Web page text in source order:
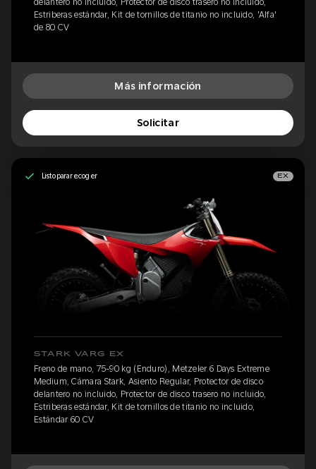
Estriberas estándar, Kit de tornillos de titanio no incluido, 'Alfa'
de 80 CV
Más información
Solicitar
Listo para recoger EX
STARK VARG EX
Freno de mano, 75-90 kg (Enduro), Metzeler 6 Days Extreme
Medium, Cámara Stark, Asiento Regular, Protector de disco
delantero no incluido, Protector de disco trasero no incluido,
Estriberas estándar, Kit de tornillos de titanio no incluido,
Estándar 60 CV